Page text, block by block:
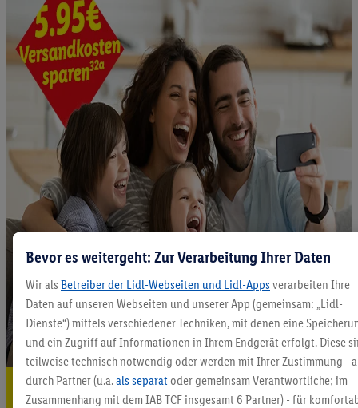
5.95 € Versand sparen³²ᵃ
Bevor es weitergeht: Zur Verarbeitung Ihrer Daten
Wir als Betreiber der Lidl-Webseiten und Lidl-Apps verarbeiten Ihre
Daten auf unseren Webseiten und unserer App (gemeinsam: „Lidl-
Dienste“) mittels verschiedener Techniken, mit denen eine
und ein Zugriff auf Informationen in Ihrem Endgerät erfolgt. Diese
teilweise technisch notwendig oder werden mit Ihrer Zustimmung -
durch Partner (u.a.als separat oder gemeinsam Verantwortliche; im
Zusammenhang mit dem IAB TCF insgesamt 6 Partner) - für